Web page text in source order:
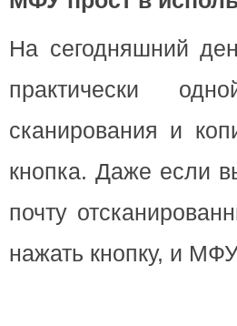
На сегодняшний
практически
сканирования и
кнопка. Даже если
почту
нажать кнопку, и